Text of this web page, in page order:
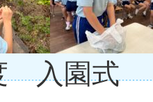
入園式